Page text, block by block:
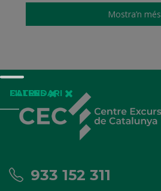
Mostra’n més
FILTRES
CALENDARI
933 152 311